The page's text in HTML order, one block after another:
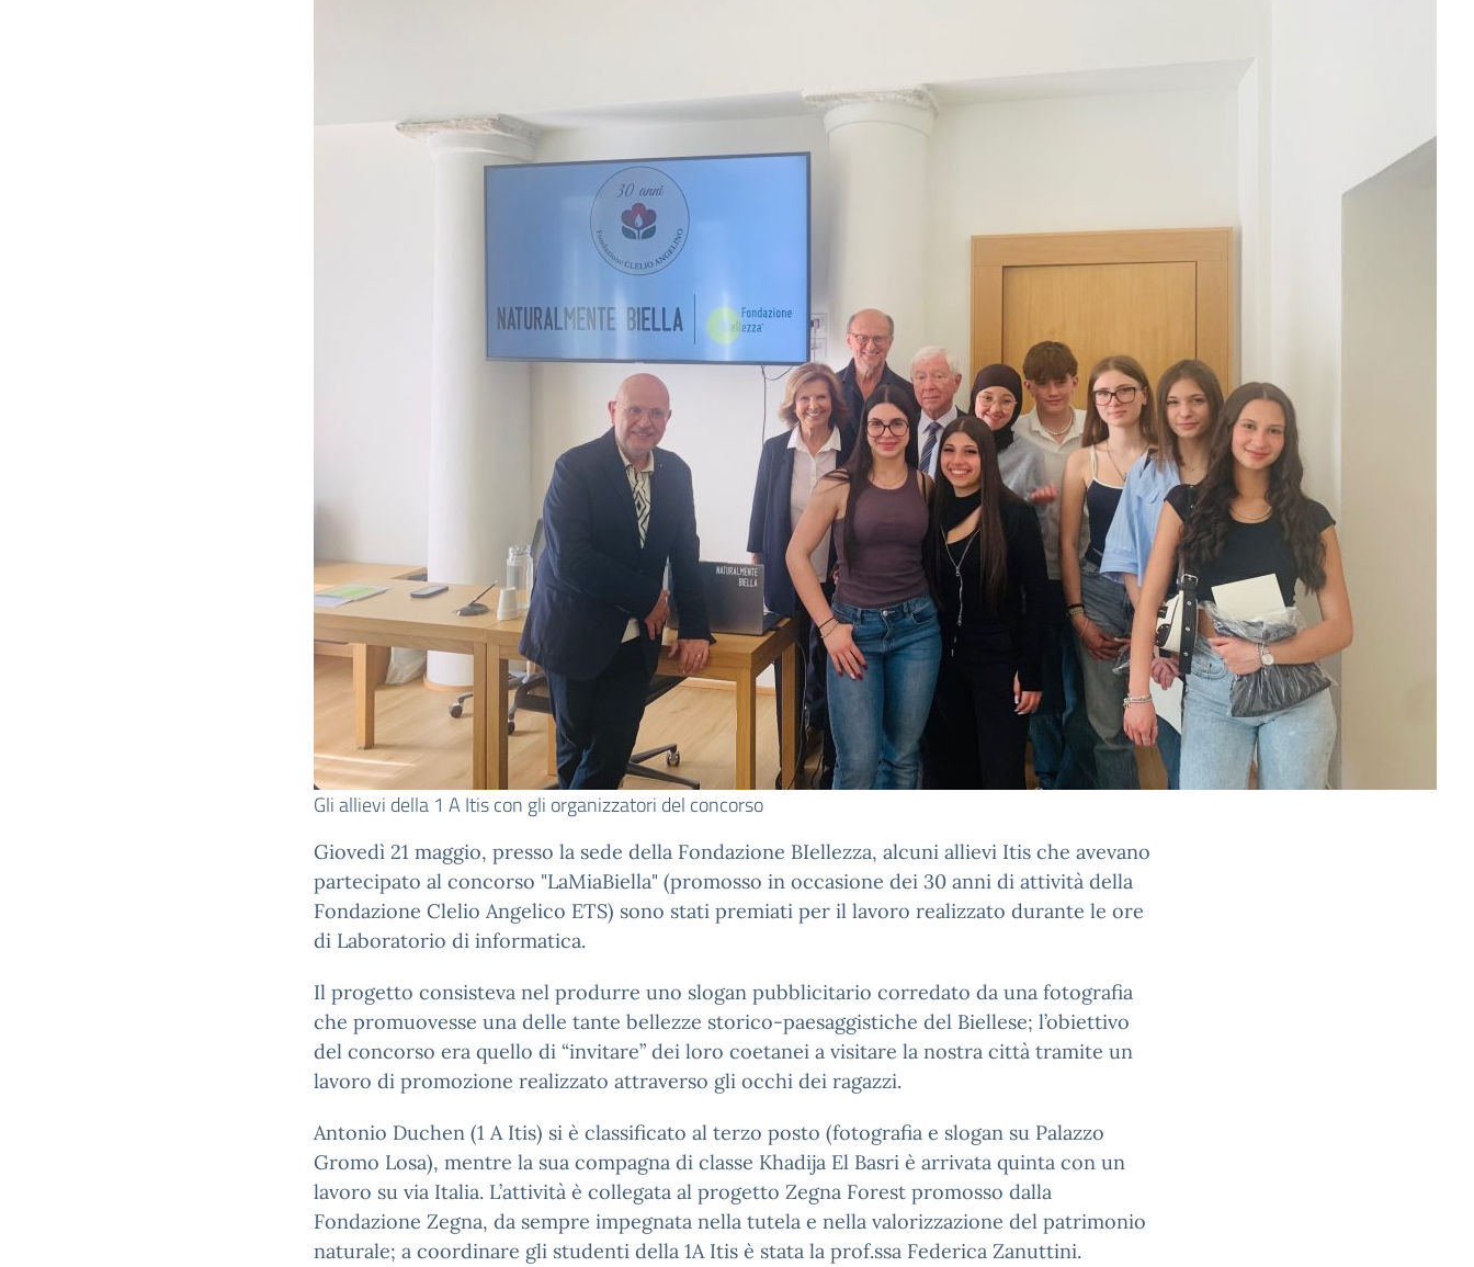
Gli allievi della 1 A Itis con gli organizzatori del concorso
Giovedì 21 maggio, presso la sede della Fondazione BIellezza, alcuni allievi Itis che avevano
partecipato al concorso "LaMiaBiella" (promosso in occasione dei 30 anni di attività della
Fondazione Clelio Angelico ETS) sono stati premiati per il lavoro realizzato durante le ore
di Laboratorio di informatica.
Il progetto consisteva nel produrre uno slogan pubblicitario corredato da una fotografia
che promuovesse una delle tante bellezze storico-paesaggistiche del Biellese; l’obiettivo
del concorso era quello di “invitare” dei loro coetanei a visitare la nostra città tramite un
lavoro di promozione realizzato attraverso gli occhi dei ragazzi.
Antonio Duchen (1 A Itis) si è classificato al terzo posto (fotografia e slogan su Palazzo
Gromo Losa), mentre la sua compagna di classe Khadija El Basri è arrivata quinta con un
lavoro su via Italia. L’attività è collegata al progetto Zegna Forest promosso dalla
Fondazione Zegna, da sempre impegnata nella tutela e nella valorizzazione del patrimonio
naturale; a coordinare gli studenti della 1A Itis è stata la prof.ssa Federica Zanuttini.